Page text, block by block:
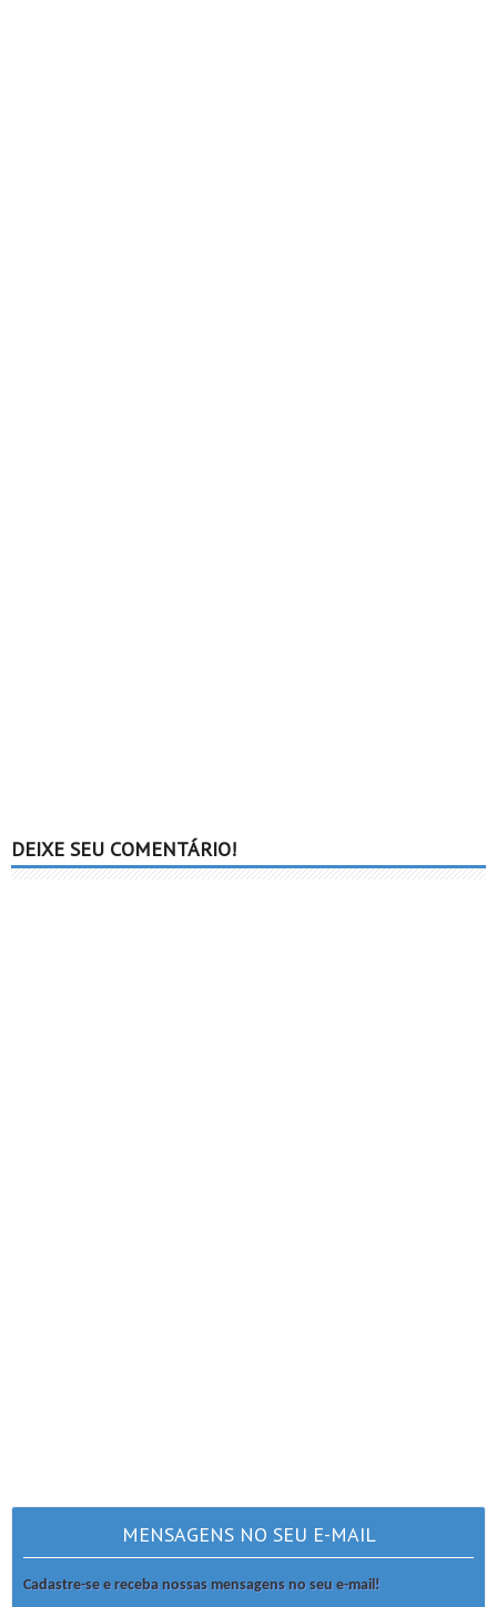
DEIXE SEU COMENTÁRIO!
MENSAGENS NO SEU E-MAIL
Cadastre-se e receba nossas mensagens no seu e-mail!